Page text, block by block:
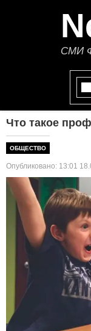
СМИ
Что такое
ОБЩЕСТВО
Опубликовано: 13:01